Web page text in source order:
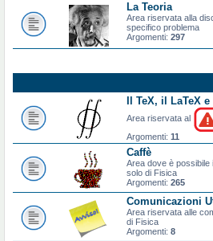
La Teoria
Area riservata alla
specifico problema
Argomenti: 297
Il TeX, il LaTeX
Area riservata al
Argomenti: 11
Caffè
Area dove è possibile
solo di Fisica
Argomenti: 265
Comunicazioni
Area riservata alle
di Fisica
Argomenti: 8